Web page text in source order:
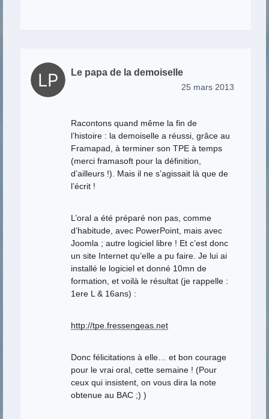
Le papa de la demoiselle
25 mars 2013
Racontons quand même la fin de
l’histoire : la demoiselle a réussi, grâce au
Framapad, à terminer son TPE à temps
(merci framasoft pour la définition,
d’ailleurs !). Mais il ne s’agissait là que de
l’écrit !
L’oral a été préparé non pas, comme
d’habitude, avec PowerPoint, mais avec
Joomla ; autre logiciel libre ! Et c’est donc
un site Internet qu’elle a pu faire. Je lui ai
installé le logiciel et donné 10mn de
formation, et voilà le résultat (je rappelle :
1ere L & 16ans) :
http://tpe.fressengeas.net
Donc félicitations à elle… et bon courage
pour le vrai oral, cette semaine ! (Pour
ceux qui insistent, on vous dira la note
obtenue au BAC ;) )